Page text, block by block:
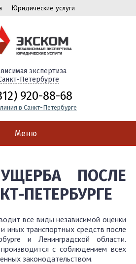
Юридические услуги
экспертиза
Петербурге
920-88-68
в Санкт-Петербурге
Меню
ПОСЛЕ
ПЕТЕРБУРГЕ
все виды независимой оценки
иных транспортных средств после
и Ленинградской области.
с соблюдением всех
законодательством.